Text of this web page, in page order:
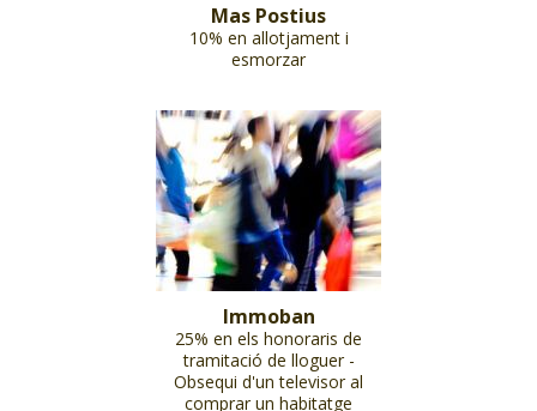
Mas Postius
10% en allotjament i
esmorzar
Immoban
25% en els honoraris de
tramitació de lloguer -
Obsequi d'un televisor al
comprar un habitatge